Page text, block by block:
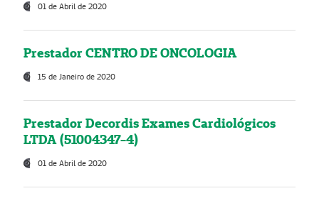
01 de Abril de 2020
Prestador CENTRO DE ONCOLOGIA
15 de Janeiro de 2020
Prestador Decordis Exames Cardiológicos
LTDA (51004347-4)
01 de Abril de 2020